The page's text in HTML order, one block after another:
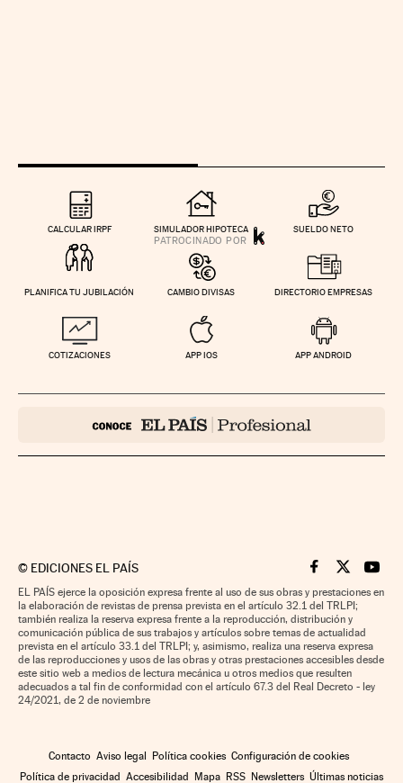
CALCULAR IRPF SIMULADOR HIPOTECA SUELDO NETO
PLANIFICA TU JUBILACIÓN CAMBIO DIVISAS DIRECTORIO EMPRESAS
COTIZACIONES APP IOS APP ANDROID
© EDICIONES EL PAÍS Cinco Días en
Cinco Días
Cinco
EL PAÍS ejerce la oposición expresa frente al uso de sus obras y prestaciones en
la elaboración de revistas de prensa prevista en el artículo 32.1 del TRLPI;
también realiza la reserva expresa frente a la reproducción, distribución y
comunicación pública de sus trabajos y artículos sobre temas de actualidad
prevista en el artículo 33.1 del TRLPI; y, asimismo, realiza una reserva expresa
de las reproducciones y usos de las obras y otras prestaciones accesibles desde
este sitio web a medios de lectura mecánica u otros medios que resulten
adecuados a tal fin de conformidad con el artículo 67.3 del Real Decreto - ley
24/2021, de 2 de noviembre
Contacto Aviso legal Política cookies Configuración de cookies
Política de privacidad Accesibilidad Mapa RSS Newsletters Últimas noticias